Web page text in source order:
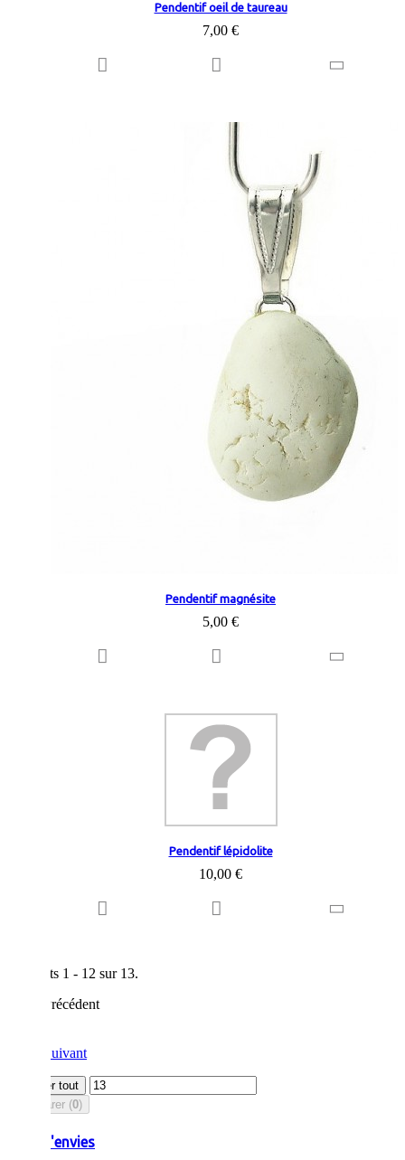
Pendentif oeil de taureau
7,00 €
Pendentif magnésite
5,00 €
Pendentif lépidolite
10,00 €
Résultats 1 - 12 sur 13.
Précédent
Suivant
Afficher tout
Comparer (0)
Liste d'envies